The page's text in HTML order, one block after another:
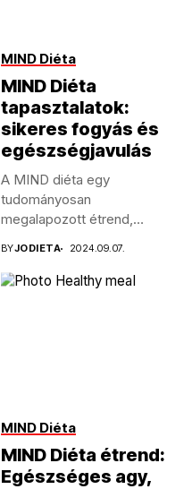
MIND Diéta
MIND Diéta
tapasztalatok:
sikeres fogyás és
egészségjavulás
A MIND diéta egy
tudományosan
megalapozott étrend,
kockázatának...
BYJODIETA 2024.09.07.
MIND Diéta
MIND Diéta étrend:
Egészséges agy,